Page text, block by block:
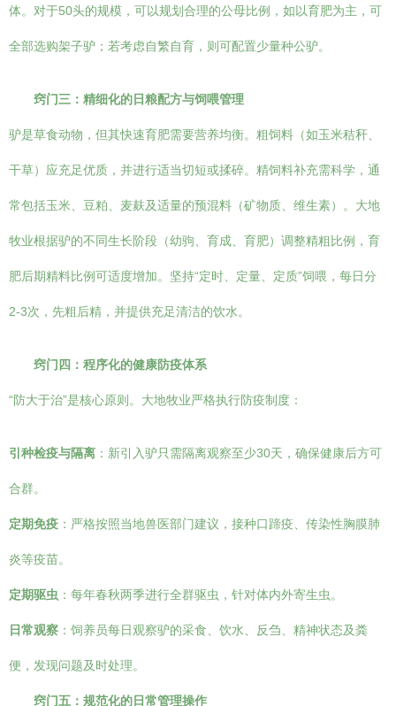
体。对于50头的规模，可以规划合理的公母比例，如以育肥为主，可
全部选购架子驴；若考虑自繁自育，则可配置少量种公驴。
窍门三：精细化的日粮配方与饲喂管理
驴是草食动物，但其快速育肥需要营养均衡。粗饲料（如玉米秸秆、
干草）应充足优质，并进行适当切短或揉碎。精饲料补充需科学，通
常包括玉米、豆粕、麦麸及适量的预混料（矿物质、维生素）。大地
牧业根据驴的不同生长阶段（幼驹、育成、育肥）调整精粗比例，育
肥后期精料比例可适度增加。坚持“定时、定量、定质”饲喂，每日分
2-3次，先粗后精，并提供充足清洁的饮水。
窍门四：程序化的健康防疫体系
“防大于治”是核心原则。大地牧业严格执行防疫制度：
引种检疫与隔离 ：新引入驴只需隔离观察至少30天，确保健康后方可
合群。
定期免疫 ：严格按照当地兽医部门建议，接种口蹄疫、传染性胸膜肺
炎等疫苗。
定期驱虫 ：每年春秋两季进行全群驱虫，针对体内外寄生虫。
日常观察 ：饲养员每日观察驴的采食、饮水、反刍、精神状态及粪
便，发现问题及时处理。
窍门五：规范化的日常管理操作